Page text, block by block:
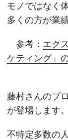
モノではなく
多くの方が業
参考： エク
ケティング」
藤村さんのブ
が登場します。
不特定多数の